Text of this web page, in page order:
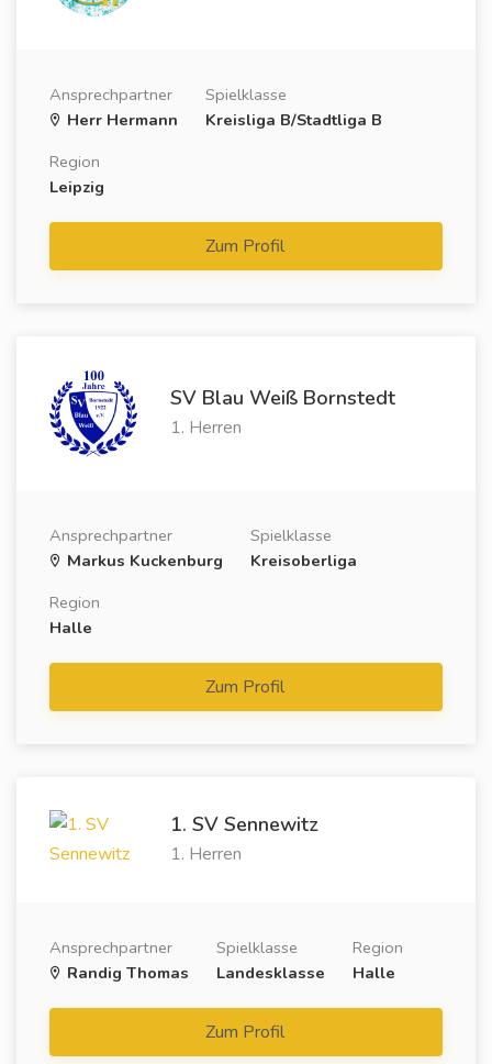
Ansprechpartner
Herr Hermann
Spielklasse
Kreisliga B/Stadtliga B
Region
Leipzig
Zum Profil
SV Blau Weiß Bornstedt
1. Herren
Ansprechpartner
Markus Kuckenburg
Spielklasse
Kreisoberliga
Region
Halle
Zum Profil
1. SV Sennewitz
1. Herren
Ansprechpartner
Randig Thomas
Spielklasse
Landesklasse
Region
Halle
Zum Profil